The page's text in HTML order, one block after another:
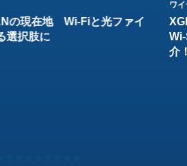
の現在地 Wi-Fiと光ファイ
選択肢に
ワ
介